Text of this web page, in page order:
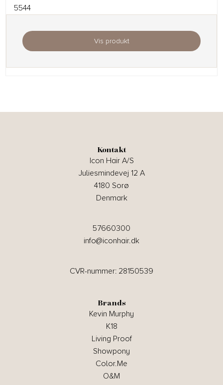
5544
Vis produkt
Kontakt
Icon Hair A/S
Juliesmindevej 12 A
4180 Sorø
Denmark
57660300
info@iconhair.dk
CVR-nummer: 28150539
Brands
Kevin Murphy
K18
Living Proof
Showpony
Color.Me
O&M